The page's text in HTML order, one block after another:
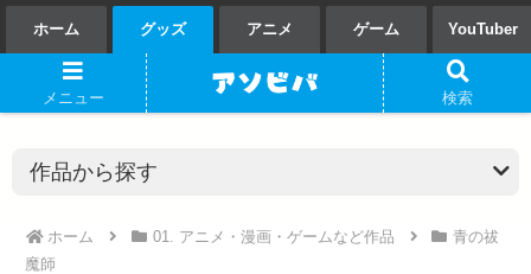
ホーム グッズ アニメ ゲーム YouTuber
ホーム 01. アニメ・漫画・ゲームなど作品
青の祓
魔師
メニュー 検索